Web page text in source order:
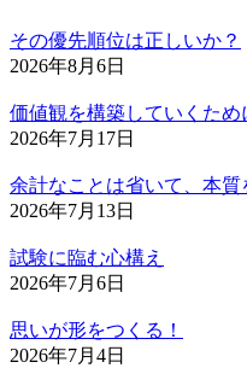
その優先順位は正しいか？
2026年8月6日
価値観を構築していくため
2026年7月17日
余計なことは省いて、本質
2026年7月13日
試験に臨む心構え
2026年7月6日
思いが形をつくる！
2026年7月4日